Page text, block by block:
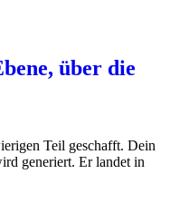
über die
Teil geschafft. Dein
generiert. Er landet in